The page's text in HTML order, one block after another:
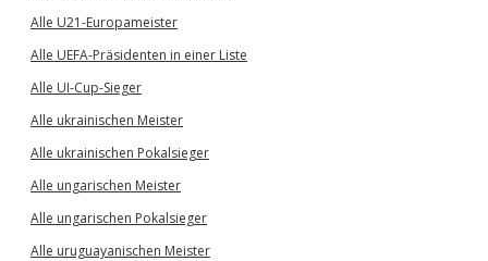
Alle U21-Europameister
Alle UEFA-Präsidenten in einer Liste
Alle UI-Cup-Sieger
Alle ukrainischen Meister
Alle ukrainischen Pokalsieger
Alle ungarischen Meister
Alle ungarischen Pokalsieger
Alle uruguayanischen Meister